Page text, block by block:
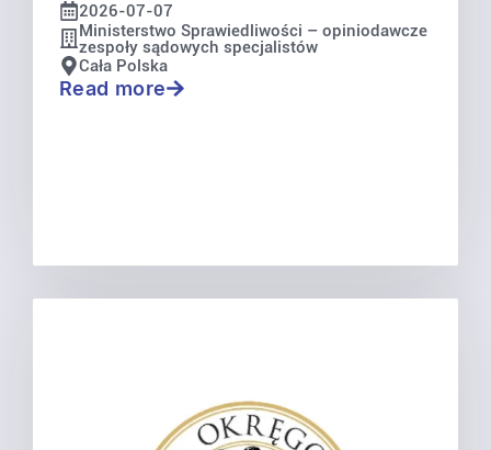
2026-07-07
Ministerstwo Sprawiedliwości – opiniodawcze
zespoły sądowych specjalistów
Cała Polska
Read more